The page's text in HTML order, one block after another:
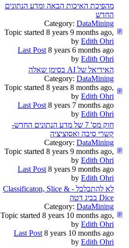
מהפיכת האיכות הבאה ומדע הנתונים
החדש
Category: DataMining
Topic started 8 years 9 months ago,
by Edith Ohri
Last Post 8 years 6 months ago
by Edith Ohri
האידיאל של AI בסימן שאלה
Category: DataMining
Topic started 8 years 8 months ago,
by Edith Ohri
Last Post 8 years 7 months ago
by Edith Ohri
חוק מס' 7 של מדע הנתונים החדש-
קשרי סיבה ואסוציציה
Category: DataMining
Topic started 8 years 9 months ago,
by Edith Ohri
Last Post 8 years 9 months ago
by Edith Ohri
לא להתבלבל - Classificaton, Slice &
Dice בביג דטה
Category: DataMining
Topic started 8 years 10 months ago,
by Edith Ohri
Last Post 8 years 10 months ago
by Edith Ohri